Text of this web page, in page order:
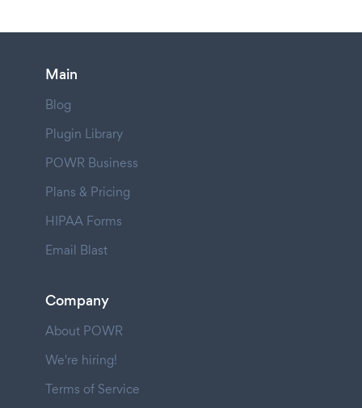
Main
Blog
Plugin Library
POWR Business
Plans & Pricing
HIPAA Forms
Email Blast
Company
About POWR
We're hiring!
Terms of Service